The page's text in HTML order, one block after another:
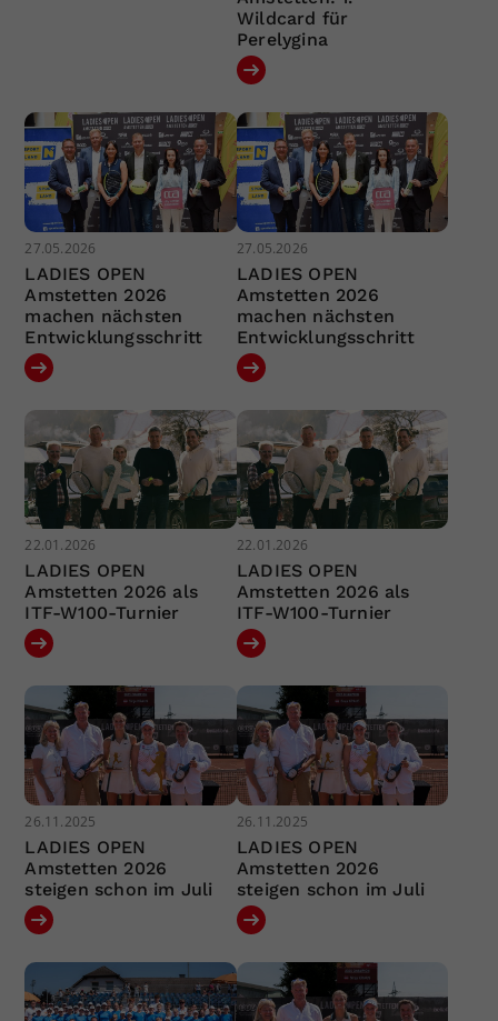
Wildcard für
Perelygina
27.05.2026
LADIES OPEN
Amstetten 2026
machen nächsten
Entwicklungsschritt
27.05.2026
LADIES OPEN
Amstetten 2026
machen nächsten
Entwicklungsschritt
22.01.2026
LADIES OPEN
Amstetten 2026 als
ITF-W100-Turnier
22.01.2026
LADIES OPEN
Amstetten 2026 als
ITF-W100-Turnier
26.11.2025
LADIES OPEN
Amstetten 2026
steigen schon im Juli
26.11.2025
LADIES OPEN
Amstetten 2026
steigen schon im Juli